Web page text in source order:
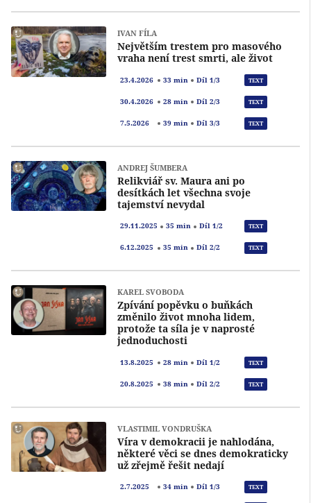
IVAN FÍLA
Největším trestem pro masového
vraha není trest smrti, ale život
23.4.2026 33 min Díl 1/3 TEXT
30.4.2026 28 min Díl 2/3 TEXT
7.5.2026 39 min Díl 3/3 TEXT
ANDREJ ŠUMBERA
Relikviář sv. Maura ani po
desítkách let všechna svoje
tajemství nevydal
29.11.2025 35 min Díl 1/2 TEXT
6.12.2025 35 min Díl 2/2 TEXT
KAREL SVOBODA
Zpívání popěvku o buňkách
změnilo život mnoha lidem,
protože ta síla je v naprosté
jednoduchosti
13.8.2025 28 min Díl 1/2 TEXT
20.8.2025 38 min Díl 2/2 TEXT
VLASTIMIL VONDRUŠKA
Víra v demokracii je nahlodána,
některé věci se dnes demokraticky
už zřejmě řešit nedají
2.7.2025 34 min Díl 1/3 TEXT